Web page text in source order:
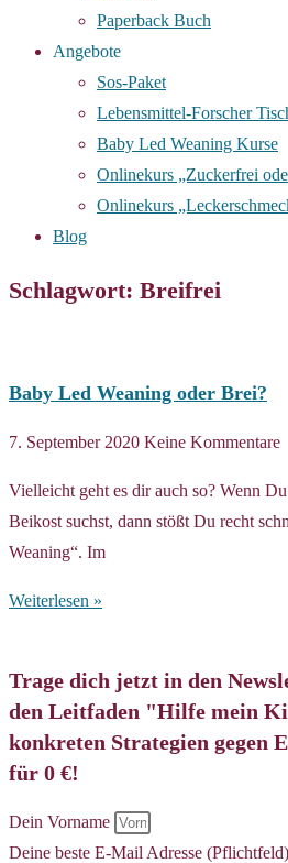
Paperback Buch
Angebote
Sos-Paket
Lebensmittel-Forscher
Baby Led Weaning Kurse
Onlinekurs „Zuckerfrei
Onlinekurs
Blog
Schlagwort: Breifrei
Baby Led Weaning oder Brei?
7. September 2020 Keine Kommentare
Vielleicht geht es dir auch so? Wenn
Beikost suchst, dann stößt Du recht
Weaning“. Im
Weiterlesen »
Trage dich jetzt in den
den Leitfaden "Hilfe mein
konkreten Strategien gegen
für 0 €!
Dein Vorname
Deine beste E-Mail Adresse (Pflichtfeld)